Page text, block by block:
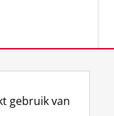
gebruik van